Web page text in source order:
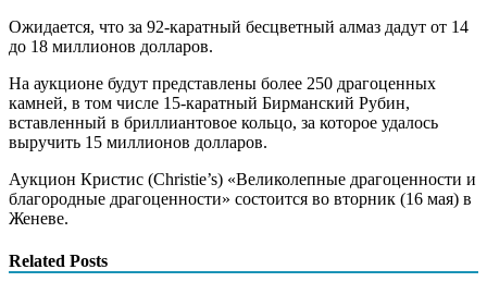
Ожидается, что за 92-каратный бесцветный алмаз дадут от 14
до 18 миллионов долларов.
На аукционе будут представлены более 250 драгоценных
камней, в том числе 15-каратный Бирманский Рубин,
вставленный в бриллиантовое кольцо, за которое удалось
выручить 15 миллионов долларов.
Аукцион Кристис (Christie’s) «Великолепные драгоценности и
благородные драгоценности» состоится во вторник (16 мая) в
Женеве.
Related Posts